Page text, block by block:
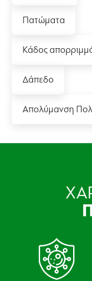
Πατώματα
Κάδος
Δάπεδο
Απολύμανση